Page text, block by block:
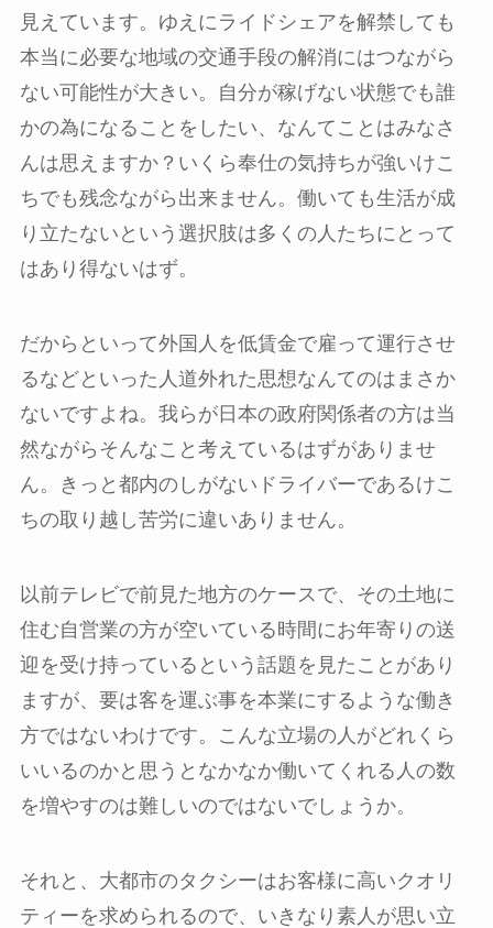
見えています。ゆえにライドシェアを解禁しても
本当に必要な地域の交通手段の解消にはつながら
ない可能性が大きい。自分が稼げない状態でも誰
かの為になることをしたい、なんてことはみなさ
んは思えますか？いくら奉仕の気持ちが強いけこ
ちでも残念ながら出来ません。働いても生活が成
り立たないという選択肢は多くの人たちにとって
はあり得ないはず。
だからといって外国人を低賃金で雇って運行させ
るなどといった人道外れた思想なんてのはまさか
ないですよね。我らが日本の政府関係者の方は当
然ながらそんなこと考えているはずがありませ
ん。きっと都内のしがないドライバーであるけこ
ちの取り越し苦労に違いありません。
以前テレビで前見た地方のケースで、その土地に
住む自営業の方が空いている時間にお年寄りの送
迎を受け持っているという話題を見たことがあり
ますが、要は客を運ぶ事を本業にするような働き
方ではないわけです。こんな立場の人がどれくら
いいるのかと思うとなかなか働いてくれる人の数
を増やすのは難しいのではないでしょうか。
それと、大都市のタクシーはお客様に高いクオリ
ティーを求められるので、いきなり素人が思い立